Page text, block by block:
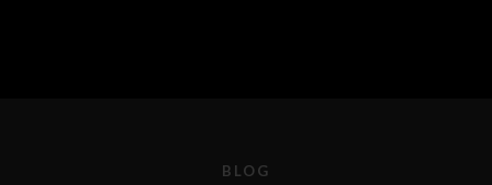
BLOG